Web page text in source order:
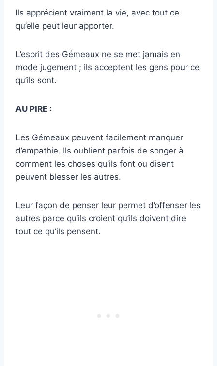
Ils apprécient vraiment la vie, avec tout ce
qu’elle peut leur apporter.
L’esprit des Gémeaux ne se met jamais en
mode jugement ; ils acceptent les gens pour ce
qu’ils sont.
AU PIRE :
Les Gémeaux peuvent facilement manquer
d’empathie. Ils oublient parfois de songer à
comment les choses qu’ils font ou disent
peuvent blesser les autres.
Leur façon de penser leur permet d’offenser les
autres parce qu’ils croient qu’ils doivent dire
tout ce qu’ils pensent.